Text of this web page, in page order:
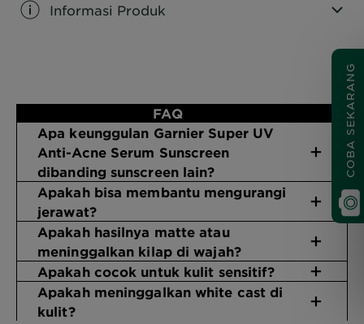
Informasi Produk
FAQ
Apa keunggulan Garnier Super UV
Anti-Acne Serum Sunscreen
dibanding sunscreen lain?
Apakah bisa membantu mengurangi
jerawat?
Apakah hasilnya matte atau
meninggalkan kilap di wajah?
Apakah cocok untuk kulit sensitif?
Apakah meninggalkan white cast di
kulit?
COBA SEKARANG